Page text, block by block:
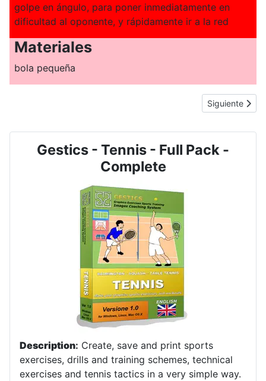
golpe en ángulo, para poner inmediatamente en
dificultad al oponente, y rápidamente ir a la red
Materiales
bola pequeña
Artículo
Siguiente
Gestics - Tennis - Full Pack -
Complete
Description: Create, save and print sports
exercises, drills and training schemes, technical
exercises and tennis tactics in a very simple way.